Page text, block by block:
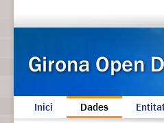
Inici Dades